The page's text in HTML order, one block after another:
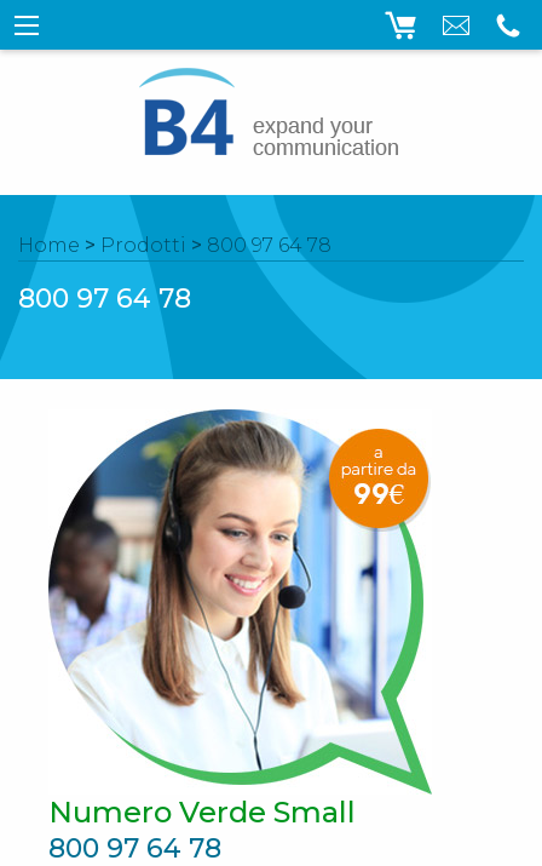
Home > Prodotti > 800 97 64 78
800 97 64 78
Numero Verde Small
800 97 64 78